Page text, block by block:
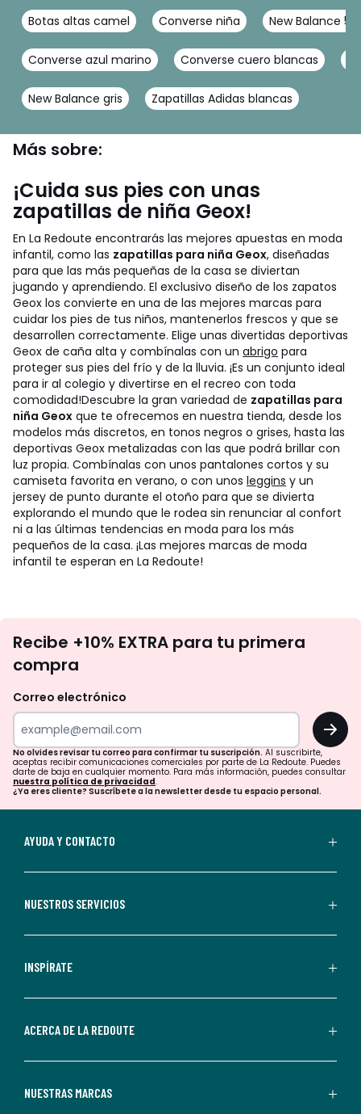
Botas altas camel Converse niña New Balance
Converse azul marino Converse cuero blancas
New Balance gris Zapatillas Adidas blancas
Más sobre:
¡Cuida sus pies con unas
zapatillas de niña Geox!
En La Redoute encontrarás las mejores apuestas en moda
infantil, como las zapatillas para niña Geox, diseñadas
para que las más pequeñas de la casa se diviertan
jugando y aprendiendo. El exclusivo diseño de los zapatos
Geox los convierte en una de las mejores marcas para
cuidar los pies de tus niños, mantenerlos frescos y que se
desarrollen correctamente. Elige unas divertidas deportivas
Geox de caña alta y combínalas con un abrigo para
proteger sus pies del frío y de la lluvia. ¡Es un conjunto ideal
para ir al colegio y divertirse en el recreo con toda
comodidad!Descubre la gran variedad de zapatillas para
niña Geox que te ofrecemos en nuestra tienda, desde los
modelos más discretos, en tonos negros o grises, hasta las
deportivas Geox metalizadas con las que podrá brillar con
luz propia. Combínalas con unos pantalones cortos y su
camiseta favorita en verano, o con unos leggins y un
jersey de punto durante el otoño para que se divierta
explorando el mundo que le rodea sin renunciar al confort
ni a las últimas tendencias en moda para los más
pequeños de la casa. ¡Las mejores marcas de moda
infantil te esperan en La Redoute!
te
tu
para
confirmar
tu
suscripción.
aceptas
comerciales
personalizadas
parte
Redoute.
Recibe +10% EXTRA para tu primera
compra
Correo electrónico
OK
No olvides revisar tu correo para confirmar tu suscripción. Al suscribirte,
aceptas recibir comunicaciones comerciales por parte de La Redoute. Puedes
darte de baja en cualquier momento. Para más información, puedes consultar
nuestra política de privacidad.
¿Ya eres cliente? Suscríbete a la newsletter desde tu espacio personal.
AYUDA Y CONTACTO
NUESTROS SERVICIOS
INSPÍRATE
ACERCA DE LA REDOUTE
NUESTRAS MARCAS